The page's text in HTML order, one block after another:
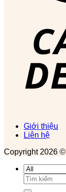
Giới thiệu
Liên hệ
Copyright 2026 ©
Tìm
kiếm: